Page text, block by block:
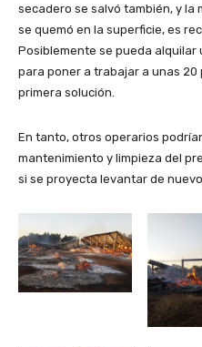
secadero se salvó también, y la
se quemó en la superficie, es
Posiblemente se pueda
para poner a trabajar a unas 20
primera solución.
En tanto, otros operarios
mantenimiento y limpieza del
si se proyecta levantar de